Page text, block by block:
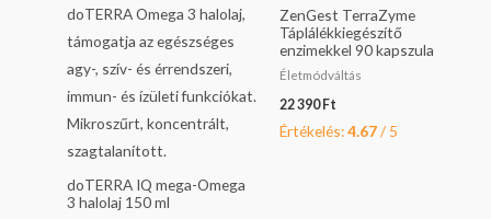
doTERRA IQ mega-Omega
3 halolaj 150 ml
ZenGest TerraZyme
Táplálékkiegészítő
enzimekkel 90 kapszula
Életmódváltás
22 390 Ft
Értékelés:4.67/ 5